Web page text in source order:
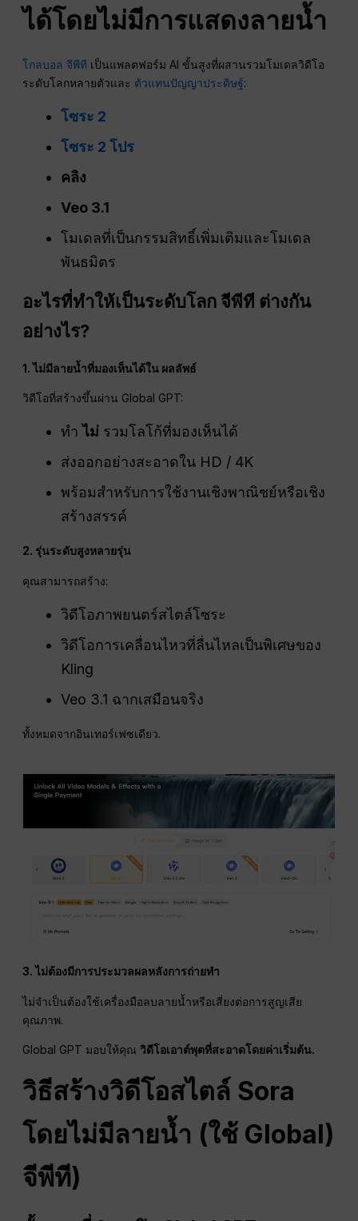
ได้โดยไม่มีการแสดงลายน้ำ
โกลบอล จีพีที เป็นแพลตฟอร์ม AI ขั้นสูงที่ผสานรวมโมเดลวิดีโอ
ระดับโลกหลายตัวและ ตัวแทนปัญญาประดิษฐ์:
โซระ 2
โซระ 2 โปร
คลิง
Veo 3.1
โมเดลที่เป็นกรรมสิทธิ์เพิ่มเติมและโมเดล
พันธมิตร
อะไรที่ทำให้เป็นระดับโลก จีพีที ต่างกัน
อย่างไร?
1. ไม่มีลายน้ำที่มองเห็นได้ใน ผลลัพธ์
วิดีโอที่สร้างขึ้นผ่าน Global GPT:
ทำไม่ รวมโลโก้ที่มองเห็นได้
ส่งออกอย่างสะอาดใน HD / 4K
พร้อมสำหรับการใช้งานเชิงพาณิชย์หรือเชิง
สร้างสรรค์
2. รุ่นระดับสูงหลายรุ่น
คุณสามารถสร้าง:
วิดีโอภาพยนตร์สไตล์โซระ
วิดีโอการเคลื่อนไหวที่ลื่นไหลเป็นพิเศษของ
Kling
Veo 3.1 ฉากเสมือนจริง
ทั้งหมดจากอินเทอร์เฟซเดียว.
3. ไม่ต้องมีการประมวลผลหลังการถ่ายทำ
ไม่จำเป็นต้องใช้เครื่องมือลบลายน้ำหรือเสี่ยงต่อการสูญเสีย
คุณภาพ.
Global GPT มอบให้คุณวิดีโอเอาต์พุตที่สะอาดโดยค่าเริ่มต้น.
วิธีสร้างวิดีโอสไตล์ Sora
โดยไม่มีลายน้ำ (ใช้ Global)
จีพีที)